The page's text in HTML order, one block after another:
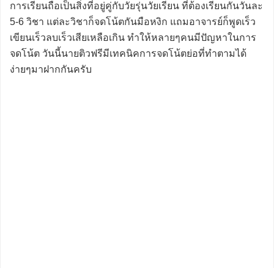
การเรียนถือเป็นสิ่งที่อยู่คู่กับวัยรุ่นวัยเรียน ที่ต้องเรียนกันวันละ
5-6 วิชา แต่ละวิชาก็จดโน้ตกันมือหงิก แถมอาจารย์ก็พูดเร็ว
เขียนเร็วลบเร็วเสียเหลือเกิน ทำให้หลายๆคนมีปัญหาในการ
จดโน้ต วันนี้นายติวฟรีมีเทคนิคการจดโน้ตย่อที่ทำตามได้
ง่ายๆมาฝากกันครับ